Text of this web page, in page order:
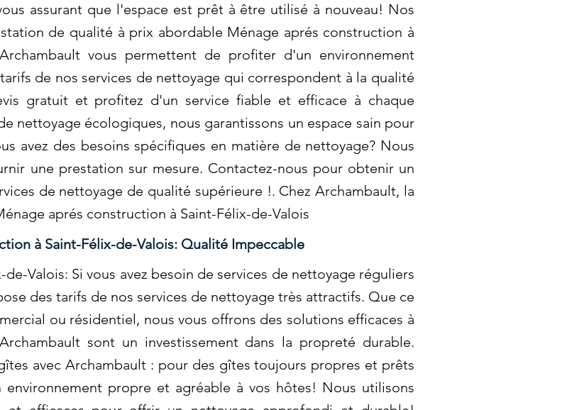
assurant que l'espace est prêt à être utilisé à nouveau! Nos
de qualité à prix abordable Ménage aprés construction à
vous permettent de profiter d'un environnement
de nos services de nettoyage qui correspondent à la qualité
gratuit et profitez d'un service fiable et efficace à chaque
nettoyage écologiques, nous garantissons un espace sain pour
avez des besoins spécifiques en matière de nettoyage? Nous
une prestation sur mesure. Contactez-nous pour obtenir un
de nettoyage de qualité supérieure !. Chez Archambault, la
aprés construction à Saint-Félix-de-Valois
à Saint-Félix-de-Valois: Qualité Impeccable
Valois: Si vous avez besoin de services de nettoyage réguliers
des tarifs de nos services de nettoyage très attractifs. Que ce
ou résidentiel, nous vous offrons des solutions efficaces à
sont un investissement dans la propreté durable.
avec Archambault : pour des gîtes toujours propres et prêts
propre et agréable à vos hôtes! Nous utilisons